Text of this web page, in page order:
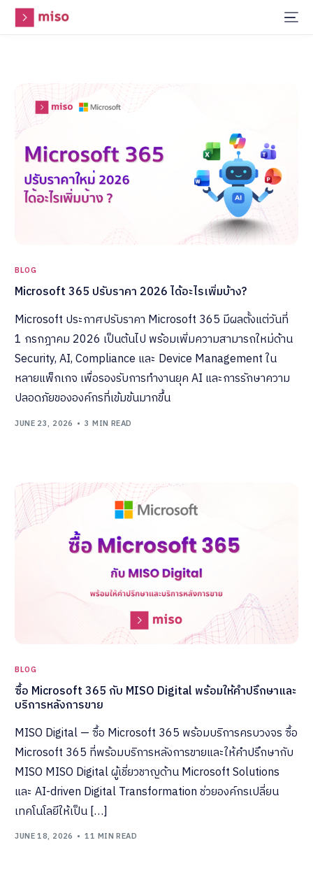
BLOG
Microsoft 365 ปรับราคา 2026 ได้อะไรเพิ่มบ้าง?
Microsoft ประกาศปรับราคา Microsoft 365 มีผลตั้งแต่วันที่
1 กรกฎาคม 2026 เป็นต้นไป พร้อมเพิ่มความสามารถใหม่ด้าน
Security, AI, Compliance และ Device Management ใน
หลายแพ็กเกจ เพื่อรองรับการทำงานยุค AI และการรักษาความ
ปลอดภัยขององค์กรที่เข้มข้นมากขึ้น
JUNE 23, 2026 3 MIN READ
BLOG
ซื้อ Microsoft 365 กับ MISO Digital พร้อมให้คำปรึกษาและ
บริการหลังการขาย
MISO Digital — ซื้อ Microsoft 365 พร้อมบริการครบวงจร ซื้อ
Microsoft 365 ที่พร้อมบริการหลังการขายและให้คำปรึกษากับ
MISO MISO Digital ผู้เชี่ยวชาญด้าน Microsoft Solutions
และ AI-driven Digital Transformation ช่วยองค์กรเปลี่ยน
เทคโนโลยีให้เป็น […]
JUNE 18, 2026 11 MIN READ